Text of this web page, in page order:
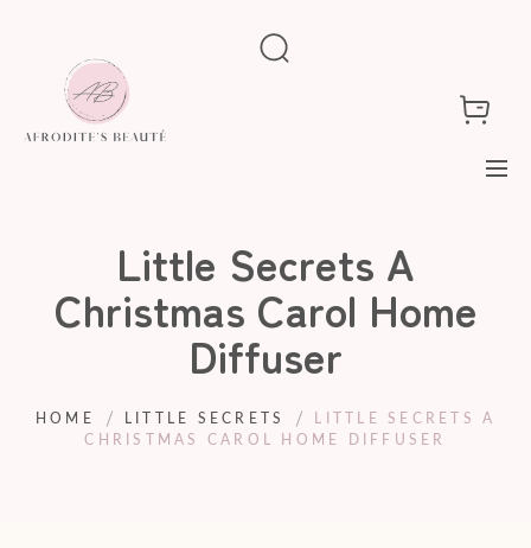
Little Secrets A
Christmas Carol Home
Diffuser
HOME LITTLE SECRETS
LITTLE SECRETS A
CHRISTMAS CAROL HOME DIFFUSER